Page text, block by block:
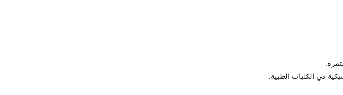
في الكليات الطبية.